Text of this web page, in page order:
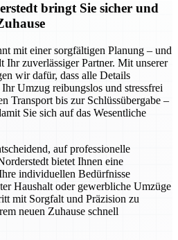
bringt Sie sicher und
mit einer sorgfältigen Planung – und
Ihr zuverlässiger Partner. Mit unserer
wir dafür, dass alle Details
Umzug reibungslos und stressfrei
Transport bis zur Schlüssübergabe –
Sie sich auf das Wesentliche
auf professionelle
bietet Ihnen eine
individuellen Bedürfnisse
Haushalt oder gewerbliche Umzüge
mit Sorgfalt und Präzision zu
neuen Zuhause schnell